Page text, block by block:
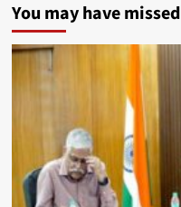
You may have missed